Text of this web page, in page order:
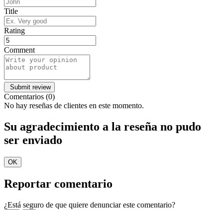
Title
Rating
Comment
Comentarios (0)
No hay reseñas de clientes en este momento.
Su agradecimiento a la reseña no pudo
ser enviado
OK
Reportar comentario
¿Está seguro de que quiere denunciar este comentario?